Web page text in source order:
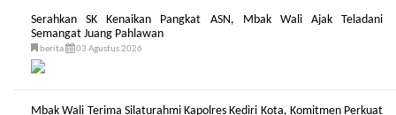
Serahkan SK Kenaikan Pangkat ASN, Mbak Wali Ajak Teladani
Semangat Juang Pahlawan
berita 03 Agustus 2026
Mbak Wali Terima Silaturahmi Kapolres Kediri Kota, Komitmen Perkuat